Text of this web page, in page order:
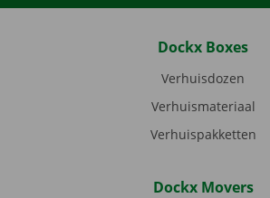
Dockx Boxes
Verhuisdozen
Verhuismateriaal
Verhuispakketten
Dockx Movers